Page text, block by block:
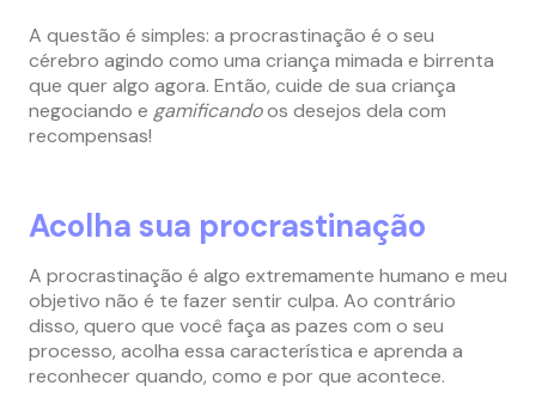
A questão é simples: a procrastinação é o seu
cérebro agindo como uma criança mimada e birrenta
que quer algo agora. Então, cuide de sua criança
negociando e gamificandoos desejos dela com
recompensas!
Acolha sua procrastinação
A procrastinação é algo extremamente humano e meu
objetivo não é te fazer sentir culpa. Ao contrário
disso, quero que você faça as pazes com o seu
processo, acolha essa característica e aprenda a
reconhecer quando, como e por que acontece.